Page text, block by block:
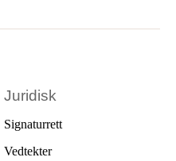
Juridisk
Signaturrett
Vedtekter